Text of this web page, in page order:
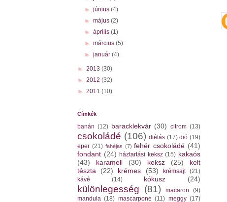
►június(4)
►május(2)
►április(1)
►március(5)
►január(4)
► 2013 (30)
► 2012 (32)
► 2011 (10)
Címkék
banán (12) baracklekvár (30) citrom (13)
csokoládé (106) diétás (17) dió (19)
eper (21) fahéjas (7) fehér csokoládé (41)
fondant (24) háztartási keksz (15) kakaós
(43)
karamell (30) keksz (25)
kelt
tészta
(22) krémes (53) krémsajt (21)
kávé
(14) kókusz (24)
különlegesség (81) macaron
(9)
mandula (18) mascarpone (11) meggy (17)